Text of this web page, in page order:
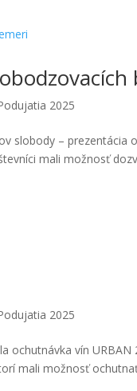
2025
slobody – prezentácia
mali možnosť
2025
ochutnávka vín
mali možnosť